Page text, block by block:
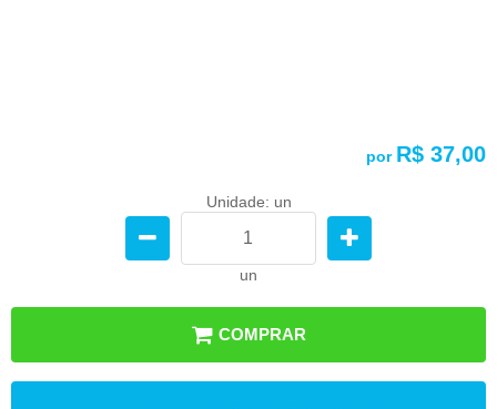
por R$ 37,00
Unidade: un
un
COMPRAR